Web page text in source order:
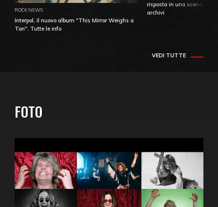
ROCK NEWS
Interpol, il nuovo album "This Mirror Weighs a
Ton". Tutte le info
risposta in una
archivi
VEDI TUTTE
FOTO